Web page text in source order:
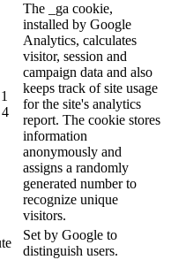
The _ga cookie,
installed by Google
Analytics, calculates
visitor, session and
campaign data and also
keeps track of site usage
for the site's analytics
report. The cookie stores
information
anonymously and
assigns a randomly
generated number to
recognize unique
visitors.
Set by Google to
distinguish users.